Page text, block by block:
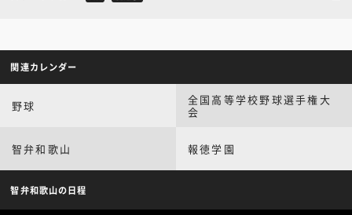
関連カレンダー
野球
全国高等学校野球選手権大
会
智弁和歌山 報徳学園
智弁和歌山の日程